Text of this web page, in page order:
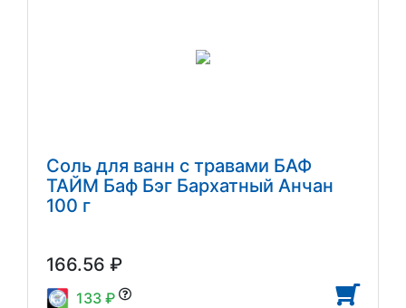
Соль для ванн с травами БАФ
ТАЙМ Баф Бэг Бархатный Анчан
100 г
166.56 ₽
133 ₽